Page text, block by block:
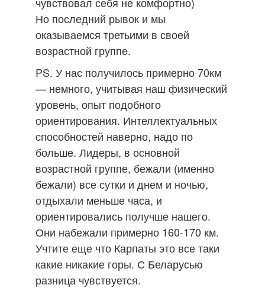
Но последний рывок и мы
оказываемся третьими в своей
возрастной группе.
PS. У нас получилось примерно 70км
— немного, учитывая наш физический
уровень, опыт подобного
ориентирования. Интеллектуальных
способностей наверно, надо по
больше. Лидеры, в основной
возрастной группе, бежали (именно
бежали) все сутки и днем и ночью,
отдыхали меньше часа, и
ориентировались получше нашего.
Они набежали примерно 160-170 км.
Учтите еще что Карпаты это все таки
какие никакие горы. С Беларусью
разница чувствуется.